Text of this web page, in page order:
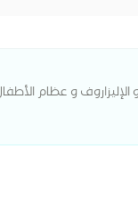
و عظام